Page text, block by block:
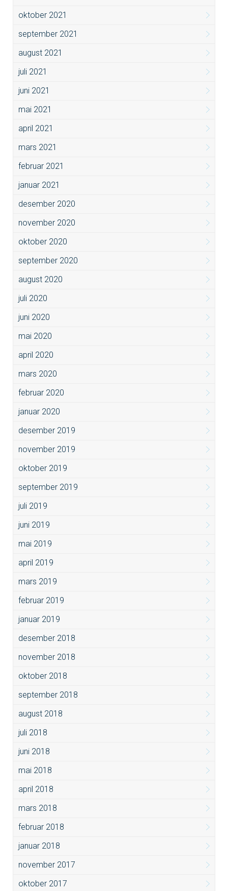
oktober 2021
september 2021
august 2021
juli 2021
juni 2021
mai 2021
april 2021
mars 2021
februar 2021
januar 2021
desember 2020
november 2020
oktober 2020
september 2020
august 2020
juli 2020
juni 2020
mai 2020
april 2020
mars 2020
februar 2020
januar 2020
desember 2019
november 2019
oktober 2019
september 2019
juli 2019
juni 2019
mai 2019
april 2019
mars 2019
februar 2019
januar 2019
desember 2018
november 2018
oktober 2018
september 2018
august 2018
juli 2018
juni 2018
mai 2018
april 2018
mars 2018
februar 2018
januar 2018
november 2017
oktober 2017